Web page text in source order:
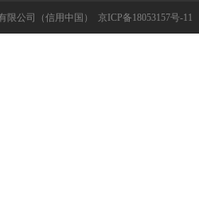
限公司（信用中国） 京ICP备18053157号-11